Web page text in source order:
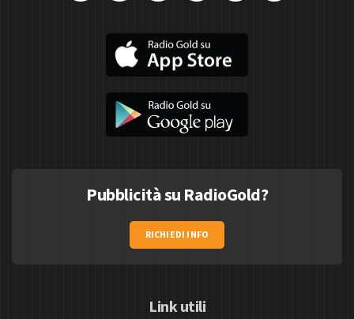
Pubblicità su RadioGold?
RICHIEDI INFO
Link utili